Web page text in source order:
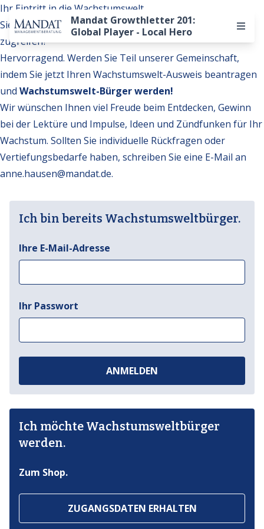
Mandat Growthletter 201:
Global Player - Local Hero
Ihr Eintritt in die Wachstumswelt
Sie möchten auf weitere Inhalte der Wachstumswelt
zugreifen?
Hervorragend. Werden Sie Teil unserer Gemeinschaft,
indem Sie jetzt Ihren Wachstumswelt-Ausweis beantragen
und Wachstumswelt-Bürger werden!
Wir wünschen Ihnen viel Freude beim Entdecken, Gewinn
bei der Lektüre und Impulse, Ideen und Zündfunken für Ihr
Wachstum. Sollten Sie individuelle Rückfragen oder
Vertiefungsbedarfe haben, schreiben Sie eine E-Mail an
anne.hausen@mandat.de.
Ich bin bereits Wachstumsweltbürger.
Ihre E-Mail-Adresse
Ihr Passwort
ANMELDEN
Ich möchte Wachstumsweltbürger
werden.
Zum Shop.
ZUGANGSDATEN ERHALTEN